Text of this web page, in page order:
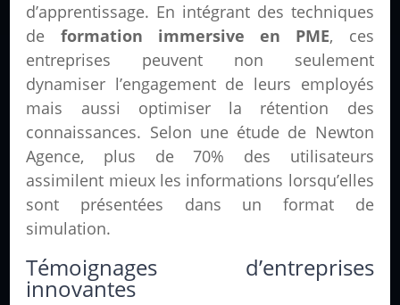
d’apprentissage. En intégrant des techniques
de formation immersive en PME, ces
entreprises peuvent non seulement
dynamiser l’engagement de leurs employés
mais aussi optimiser la rétention des
connaissances. Selon une étude de Newton
Agence, plus de 70% des utilisateurs
assimilent mieux les informations lorsqu’elles
sont présentées dans un format de
simulation.
Témoignages d’entreprises
innovantes